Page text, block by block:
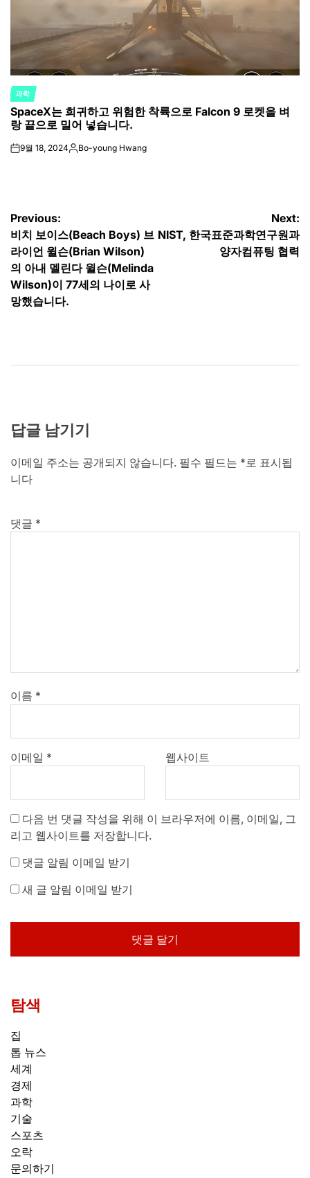
POSTED
IN
과학
SpaceX는 희귀하고 위험한 착륙으로 Falcon 9 로켓을 벼
랑 끝으로 밀어 넣습니다.
on9월 18, 2024Posted
Bo-young Hwang
글
탐
색
Previous:
비치 보이스(Beach Boys) 브
라이언 윌슨(Brian Wilson)
의 아내 멜린다 윌슨(Melinda
Wilson)이 77세의 나이로 사
망했습니다.
Next:
NIST, 한국표준과학연구원과
양자컴퓨팅 협력
답글 남기기
이메일 주소는 공개되지 않습니다. 필수 필드는 *로 표시됩
니다
댓글 *
이름 *
이메일 * 웹사이트
다음 번 댓글 작성을 위해 이 브라우저에 이름, 이메일, 그
리고 웹사이트를 저장합니다.
댓글 알림 이메일 받기
새 글 알림 이메일 받기
탐색
집
톱 뉴스
세계
경제
과학
기술
스포츠
오락
문의하기